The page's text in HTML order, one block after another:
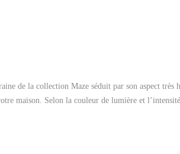
de la collection Maze séduit par son aspect
maison. Selon la couleur de lumière et